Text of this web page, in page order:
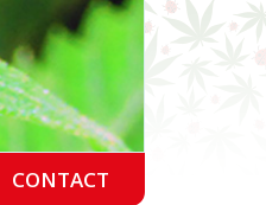
CONTACT